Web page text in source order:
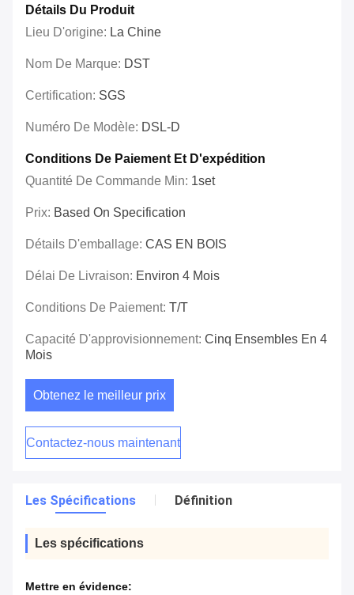
Détails Du Produit
Lieu D'origine: La Chine
Nom De Marque: DST
Certification: SGS
Numéro De Modèle: DSL-D
Conditions De Paiement Et D'expédition
Quantité De Commande Min: 1set
Prix: Based On Specification
Détails D'emballage: CAS EN BOIS
Délai De Livraison: Environ 4 Mois
Conditions De Paiement: T/T
Capacité D'approvisionnement: Cinq Ensembles En 4
Mois
Obtenez le meilleur prix
Contactez-nous maintenant
Les Spécifications Définition
Les spécifications
Mettre en évidence: